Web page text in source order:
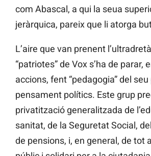
com Abascal, a qui la seua
jeràrquica, pareix que li atorga
L’aire que van prenent
“patriotes” de Vox s’ha de parar,
accions, fent “pedagogia” del
pensament polítics. Este grup
privatització generalitzada de
sanitat, de la Seguretat Social,
de pensions, i, en general, de tot